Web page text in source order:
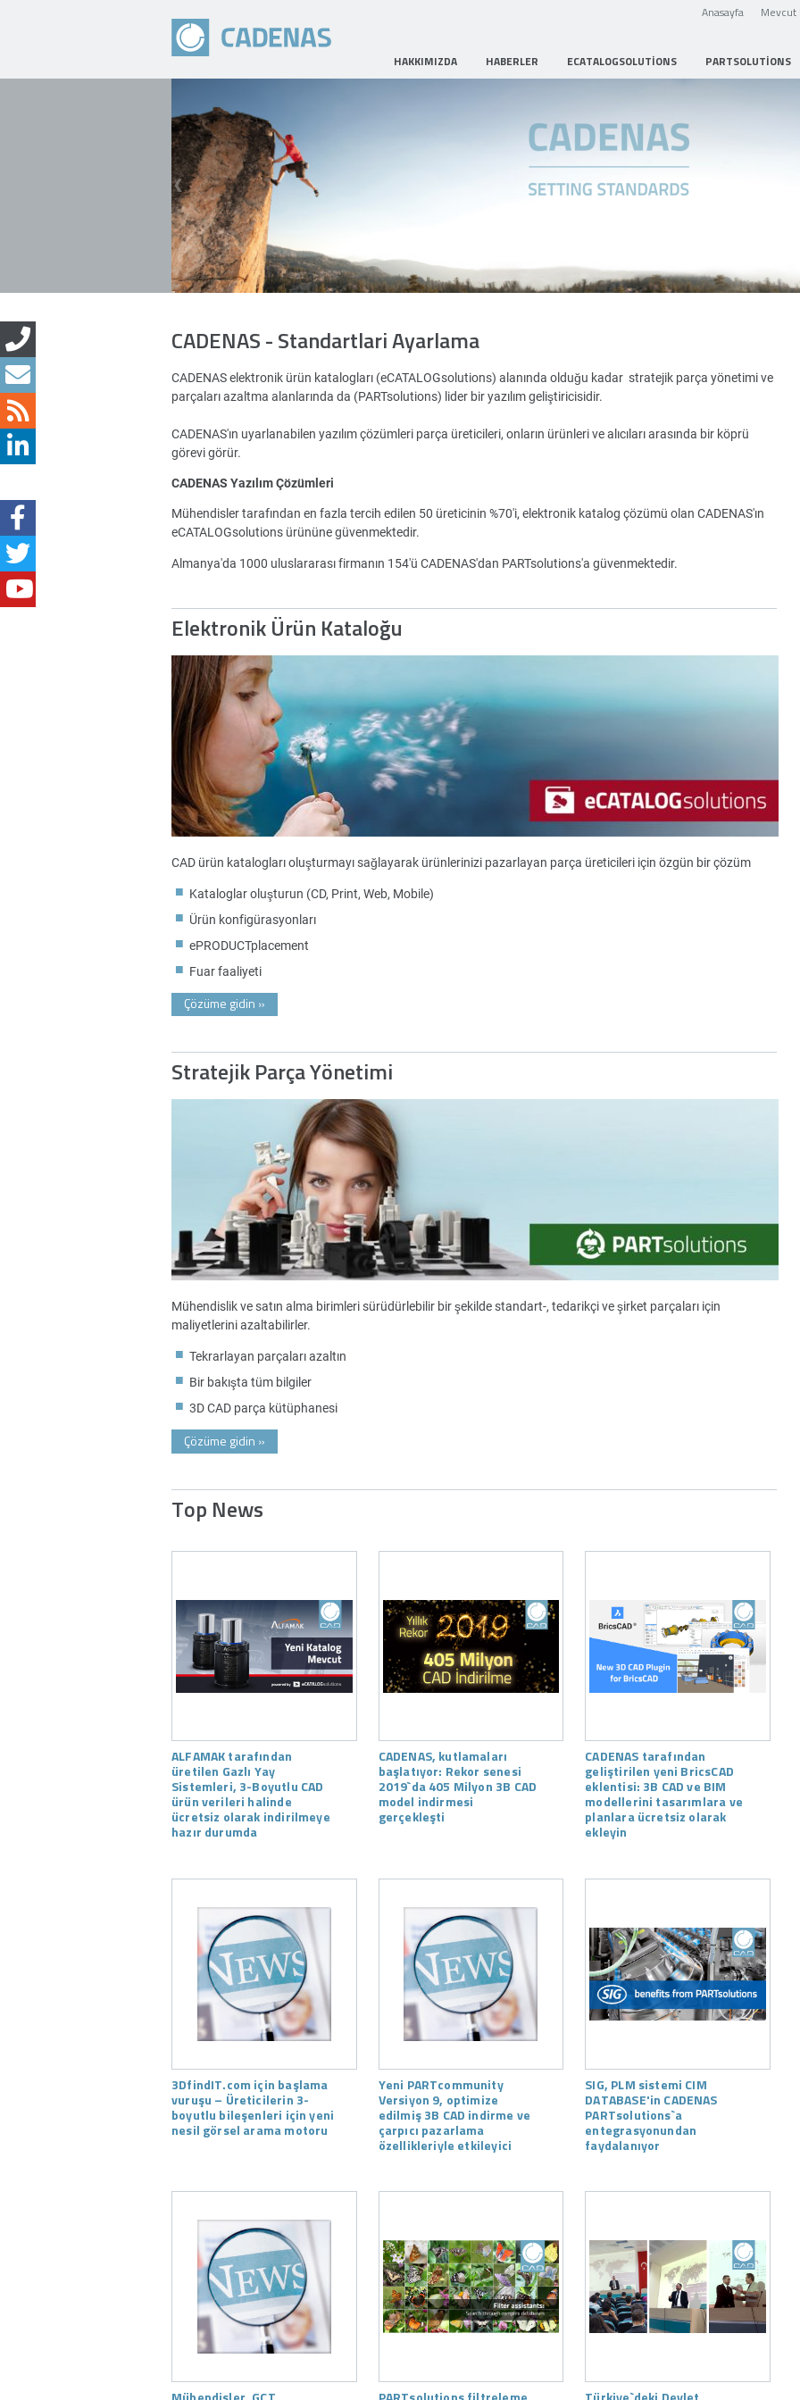
Anasayfa Mevcut
HAKKIMIZDA HABERLER ECATALOGSOLUTIONS PARTSOLUTIONS
CADENAS - Standartlari Ayarlama
CADENAS elektronik ürün katalogları (eCATALOGsolutions) alanında olduğu kadar stratejik parça yönetimi ve
parçaları azaltma alanlarında da (PARTsolutions) lider bir yazılım geliştiricisidir.
CADENAS'ın uyarlanabilen yazılım çözümleri parça üreticileri, onların ürünleri ve alıcıları arasında bir köprü
görevi görür.
CADENAS Yazılım Çözümleri
Mühendisler tarafından en fazla tercih edilen 50 üreticinin %70'i, elektronik katalog çözümü olan CADENAS'ın
eCATALOGsolutions ürününe güvenmektedir.
Almanya'da 1000 uluslararası firmanın 154'ü CADENAS'dan PARTsolutions'a güvenmektedir.
Elektronik Ürün Kataloğu
CAD ürün katalogları oluşturmayı sağlayarak ürünlerinizi pazarlayan parça üreticileri için özgün bir çözüm
Kataloglar oluşturun (CD, Print, Web, Mobile)
Ürün konfigürasyonları
ePRODUCTplacement
Fuar faaliyeti
Çözüme gidin »
Stratejik Parça Yönetimi
Mühendislik ve satın alma birimleri sürüdürlebilir bir şekilde standart-, tedarikçi ve şirket parçaları için
maliyetlerini azaltabilirler.
Tekrarlayan parçaları azaltın
Bir bakışta tüm bilgiler
3D CAD parça kütüphanesi
Çözüme gidin »
Top News
ALFAMAK tarafından
üretilen Gazlı Yay
Sistemleri, 3-Boyutlu CAD
ürün verileri halinde
ücretsiz olarak indirilmeye
hazır durumda
CADENAS, kutlamaları
başlatıyor: Rekor senesi
2019`da 405 Milyon 3B CAD
model indirmesi
gerçekleşti
CADENAS tarafından
geliştirilen yeni BricsCAD
eklentisi: 3B CAD ve BIM
modellerini tasarımlara ve
planlara ücretsiz olarak
ekleyin
3DfindIT.com için başlama
vuruşu – Üreticilerin 3-
boyutlu bileşenleri için yeni
nesil görsel arama motoru
Yeni PARTcommunity
Versiyon 9, optimize
edilmiş 3B CAD indirme ve
çarpıcı pazarlama
özellikleriyle etkileyici
SIG, PLM sistemi CIM
DATABASE'in CADENAS
PARTsolutions`a
entegrasyonundan
faydalanıyor
Mühendisler, GCT PARTsolutions filtreleme Türkiye`deki Devlet